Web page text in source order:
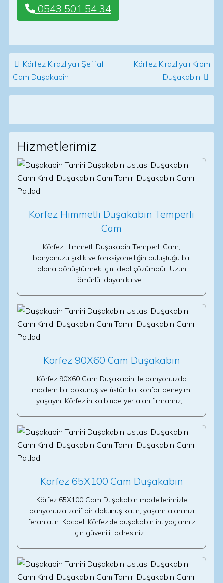
0543 501 54 34
Post navigation
Körfez Kirazlıyalı Şeffaf
Cam Duşakabin
Körfez Kirazlıyalı Krom
Duşakabin
Hizmetlerimiz
Körfez Himmetli Duşakabin Temperli
Cam
Körfez Himmetli Duşakabin Temperli Cam,
banyonuzu şıklık ve fonksiyonelliğin buluştuğu bir
alana dönüştürmek için ideal çözümdür. Uzun
ömürlü, dayanıklı ve…
Körfez 90X60 Cam Duşakabin
Körfez 90X60 Cam Duşakabin ile banyonuzda
modern bir dokunuş ve üstün bir konfor deneyimi
yaşayın. Körfez’in kalbinde yer alan firmamız,…
Körfez 65X100 Cam Duşakabin
Körfez 65X100 Cam Duşakabin modellerimizle
banyonuza zarif bir dokunuş katın, yaşam alanınızı
ferahlatın. Kocaeli Körfez’de duşakabin ihtiyaçlarınız
için güvenilir adresiniz.…